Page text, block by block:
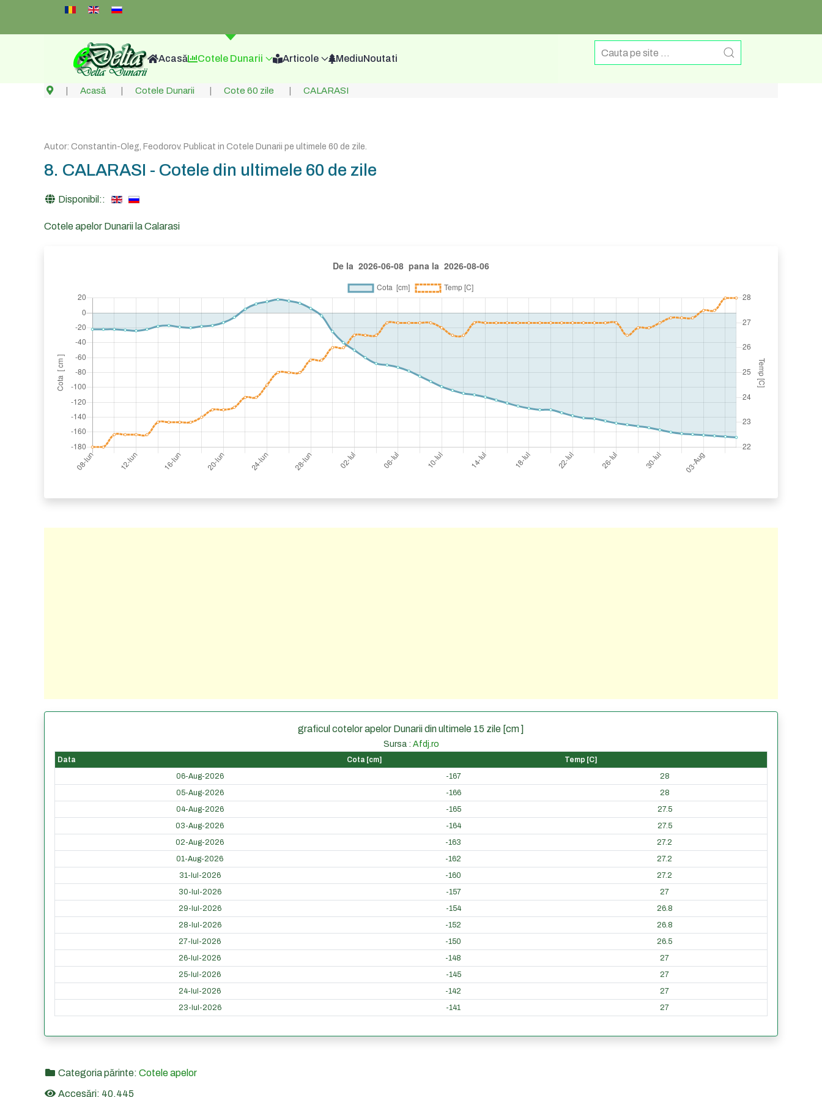
Select your language
Acasă Cotele Dunarii Articole MediuNoutati
Acasă Cotele Dunarii Cote 60 zile CALARASI
Autor: Constantin-Oleg, Feodorov. Publicat in Cotele Dunarii pe ultimele 60 de zile.
8. CALARASI - Cotele din ultimele 60 de zile
Disponibil::
Cotele apelor Dunarii la Calarasi
graficul cotelor apelor Dunarii din ultimele 15 zile [cm ]
Sursa : Afdj.ro
Data Cota [cm]
Temp [C]
06-Aug-2026
-167
28
05-Aug-2026
-166
28
04-Aug-2026
-165
27.5
03-Aug-2026
-164
27.5
02-Aug-2026
-163
27.2
01-Aug-2026
-162
27.2
31-Iul-2026
-160
27.2
30-Iul-2026
-157
27
29-Iul-2026
-154
26.8
28-Iul-2026
-152
26.8
27-Iul-2026
-150
26.5
26-Iul-2026
-148
27
25-Iul-2026
-145
27
24-Iul-2026
-142
27
23-Iul-2026
-141 27
Categoria părinte: Cotele apelor
Accesări: 40,445